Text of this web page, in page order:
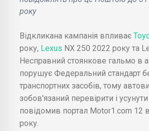
року
Відкликана кампанія впливає
року, Lexus NX 250 2022 року та
Несправний стоянкове гальмо в
порушує Федеральний стандарт
транспортних засобів, тому
зобов'язаний перевірити і
повідомив портал Motor1.com 12
року.